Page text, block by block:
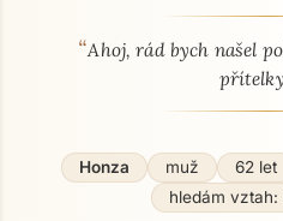
O mně - seznamka profil
“Ahoj, rád bych našel
Honza muž 62 let
hledám